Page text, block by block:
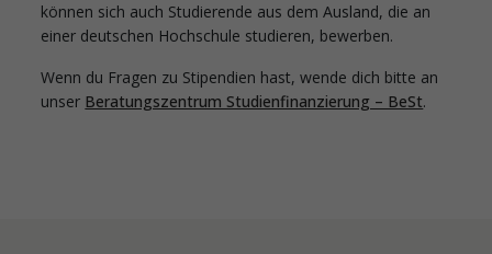
können sich auch Studierende aus dem Ausland, die an
einer deutschen Hochschule studieren, bewerben.
Wenn du Fragen zu Stipendien hast, wende dich bitte an
unser Beratungszentrum Studienfinanzierung – BeSt.